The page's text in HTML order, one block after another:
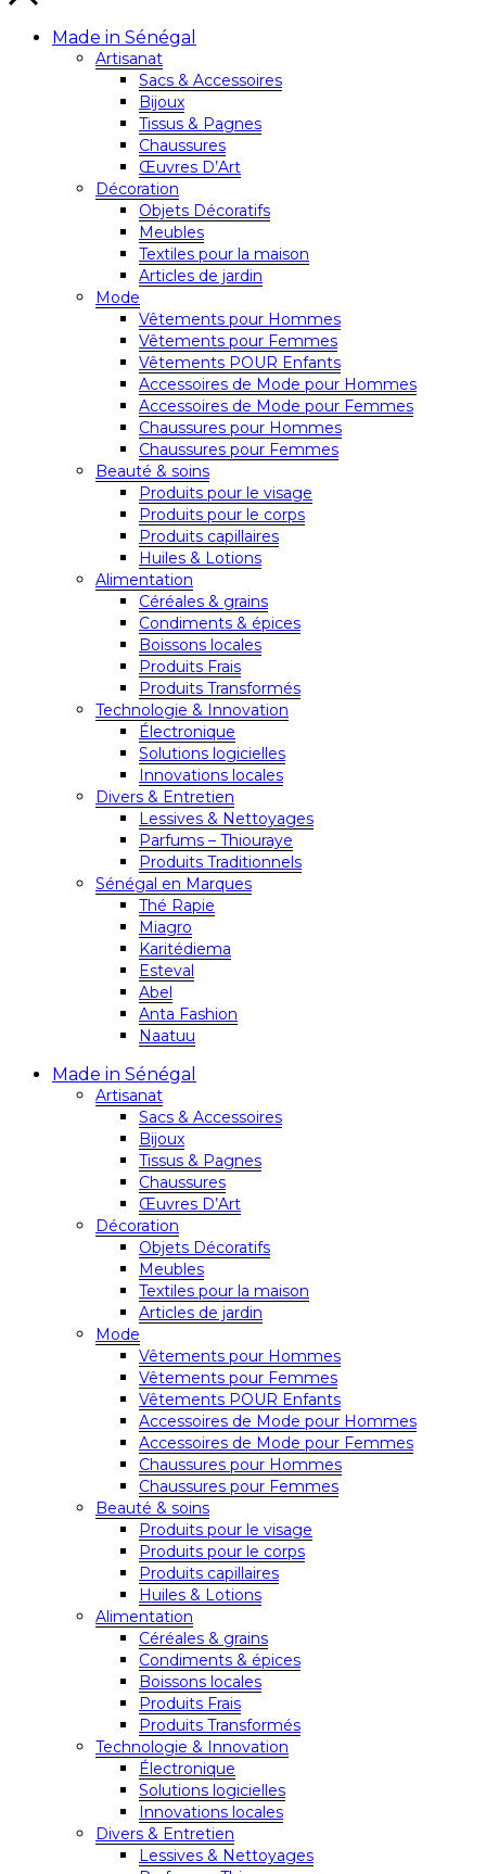
Made in Sénégal
Artisanat
Sacs & Accessoires
Bijoux
Tissus & Pagnes
Chaussures
Œuvres D’Art
Décoration
Objets Décoratifs
Meubles
Textiles pour la maison
Articles de jardin
Mode
Vêtements pour Hommes
Vêtements pour Femmes
Vêtements POUR Enfants
Accessoires de Mode pour Hommes
Accessoires de Mode pour Femmes
Chaussures pour Hommes
Chaussures pour Femmes
Beauté & soins
Produits pour le visage
Produits pour le corps
Produits capillaires
Huiles & Lotions
Alimentation
Céréales & grains
Condiments & épices
Boissons locales
Produits Frais
Produits Transformés
Technologie & Innovation
Électronique
Solutions logicielles
Innovations locales
Divers & Entretien
Lessives & Nettoyages
Parfums – Thiouraye
Produits Traditionnels
Sénégal en Marques
Thé Rapie
Miagro
Karitédiema
Esteval
Abel
Anta Fashion
Naatuu
Made in Sénégal
Artisanat
Sacs & Accessoires
Bijoux
Tissus & Pagnes
Chaussures
Œuvres D’Art
Décoration
Objets Décoratifs
Meubles
Textiles pour la maison
Articles de jardin
Mode
Vêtements pour Hommes
Vêtements pour Femmes
Vêtements POUR Enfants
Accessoires de Mode pour Hommes
Accessoires de Mode pour Femmes
Chaussures pour Hommes
Chaussures pour Femmes
Beauté & soins
Produits pour le visage
Produits pour le corps
Produits capillaires
Huiles & Lotions
Alimentation
Céréales & grains
Condiments & épices
Boissons locales
Produits Frais
Produits Transformés
Technologie & Innovation
Électronique
Solutions logicielles
Innovations locales
Divers & Entretien
Lessives & Nettoyages